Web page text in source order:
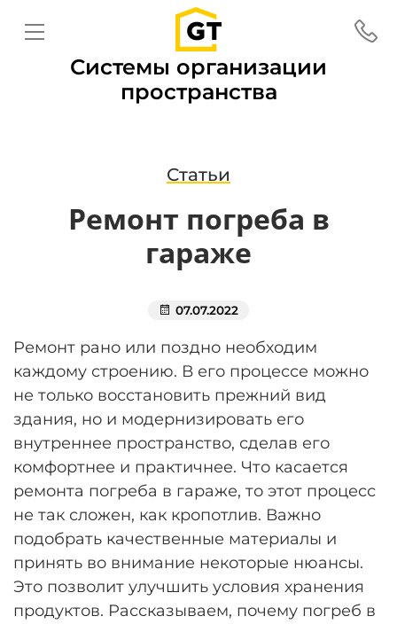
Системы организации
пространства
Статьи
Ремонт погреба в
гараже
07.07.2022
Ремонт рано или поздно необходим
каждому строению. В его процессе можно
не только восстановить прежний вид
здания, но и модернизировать его
внутреннее пространство, сделав его
комфортнее и практичнее. Что касается
ремонта погреба в гараже, то этот процесс
не так сложен, как кропотлив. Важно
подобрать качественные материалы и
принять во внимание некоторые нюансы.
Это позволит улучшить условия хранения
продуктов. Рассказываем, почему погреб в